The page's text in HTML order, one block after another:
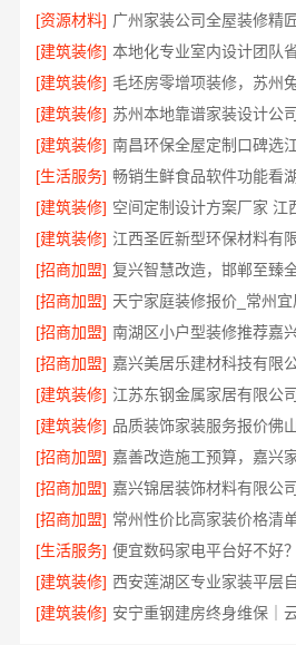
[资源材料] 广州家装公司全屋装修精
[建筑装修]
[建筑装修] 毛坯房零增项装修，苏州
[建筑装修]
[建筑装修]
[生活服务]
[建筑装修]
[建筑装修]
[招商加盟]
[招商加盟] 天宁家庭装修报价_常州
[招商加盟] 南湖区小户型装修推荐嘉
[招商加盟] 嘉兴美居乐建材科技有限
[建筑装修]
[建筑装修]
[招商加盟] 嘉善改造施工预算，嘉兴
[招商加盟]
[招商加盟]
[生活服务]
[建筑装修] 西安莲湖区专业家装平层
[建筑装修] 安宁重钢建房终身维保｜